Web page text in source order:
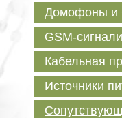
Домофоны и
GSM-
Кабельная
Источники